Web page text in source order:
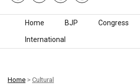
Skip to content
Home BJP Congress
International
Home > Cultural